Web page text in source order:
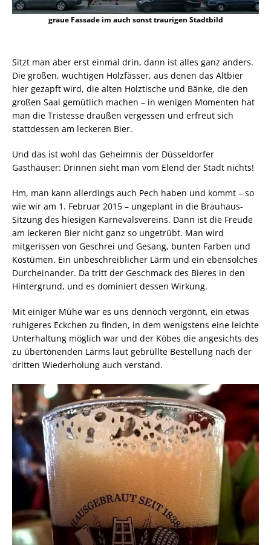
graue Fassade im auch sonst traurigen Stadtbild
Sitzt man aber erst einmal drin, dann ist alles ganz anders.
Die großen, wuchtigen Holzfässer, aus denen das Altbier
hier gezapft wird, die alten Holztische und Bänke, die den
großen Saal gemütlich machen – in wenigen Momenten hat
man die Tristesse draußen vergessen und erfreut sich
stattdessen am leckeren Bier.
Und das ist wohl das Geheimnis der Düsseldorfer
Gasthäuser: Drinnen sieht man vom Elend der Stadt nichts!
Hm, man kann allerdings auch Pech haben und kommt – so
wie wir am 1. Februar 2015 – ungeplant in die Brauhaus-
Sitzung des hiesigen Karnevalsvereins. Dann ist die Freude
am leckeren Bier nicht ganz so ungetrübt. Man wird
mitgerissen von Geschrei und Gesang, bunten Farben und
Kostümen. Ein unbeschreiblicher Lärm und ein ebensolches
Durcheinander. Da tritt der Geschmack des Bieres in den
Hintergrund, und es dominiert dessen Wirkung.
Mit einiger Mühe war es uns dennoch vergönnt, ein etwas
ruhigeres Eckchen zu finden, in dem wenigstens eine leichte
Unterhaltung möglich war und der Köbes die angesichts des
zu übertönenden Lärms laut gebrüllte Bestellung nach der
dritten Wiederholung auch verstand.